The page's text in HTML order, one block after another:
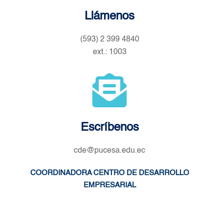
Llámenos
(593) 2 399 4840
ext.: 1003
Escríbenos
cde@pucesa.edu.ec
COORDINADORA CENTRO DE DESARROLLO
EMPRESARIAL